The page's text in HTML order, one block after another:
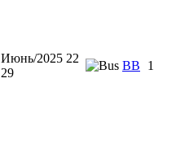
Июнь/2025 22
29
BB 1